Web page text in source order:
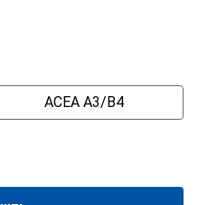
ACEA A3/B4